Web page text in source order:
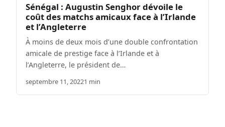
Sénégal : Augustin Senghor dévoile le
coût des matchs amicaux face à l’Irlande
et l’Angleterre
À moins de deux mois d’une double confrontation
amicale de prestige face à l’Irlande et à
l’Angleterre, le président de…
septembre 11, 20221 min